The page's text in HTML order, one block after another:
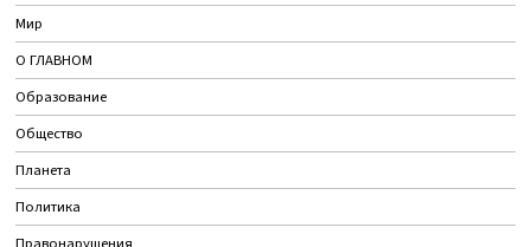
Мир
О ГЛАВНОМ
Образование
Общество
Планета
Политика